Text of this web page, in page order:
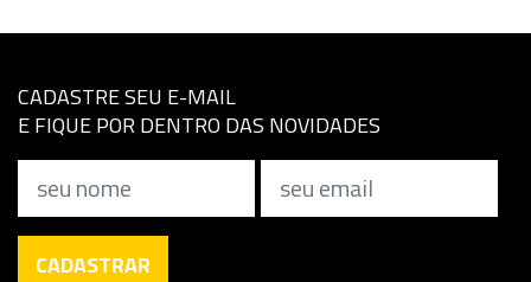
CADASTRE SEU E-MAIL
E FIQUE POR DENTRO DAS NOVIDADES
CADASTRAR